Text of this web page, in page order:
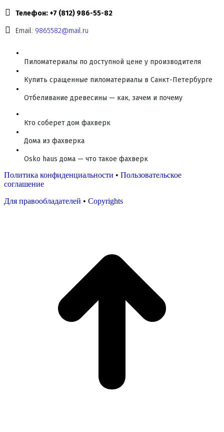
Телефон: +7 (812) 986-55-82
Email: 9865582@mail.ru
Пиломатериалы по доступной цене у производителя
Купить сращенные пиломатериалы в Санкт-Петербурге
Отбеливание древесины — как, зачем и почему
Кто соберет дом фахверк
Дома из фахверка
Osko haus дома — что такое фахверк
Политика конфиденциальности • Пользовательское
соглашение
Для правообладателей • Copyrights